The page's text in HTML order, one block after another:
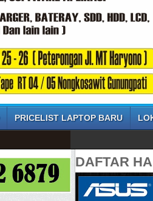
PRICELIST LAPTOP BARU
DAFTAR